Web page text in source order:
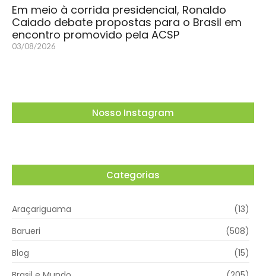
Em meio à corrida presidencial, Ronaldo
Caiado debate propostas para o Brasil em
encontro promovido pela ACSP
03/08/2026
Nosso Instagram
Categorias
Araçariguama
(13)
Barueri
(508)
Blog
(15)